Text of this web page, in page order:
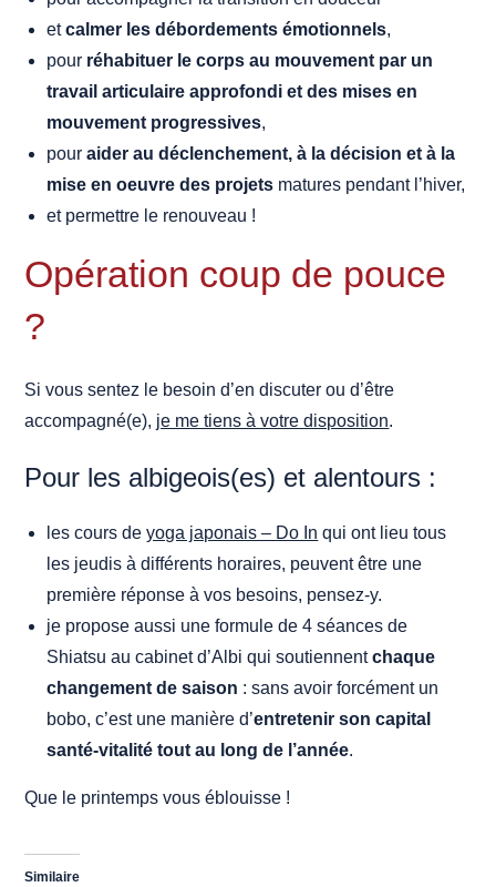
etcalmer les débordements émotionnels,
pour réhabituer le corps au mouvement par un
travail articulaire approfondi et des mises en
mouvement progressives,
pouraider au déclenchement, à la décision et à la
mise en oeuvre des projets matures pendant l’hiver,
et permettre le renouveau !
Opération coup de pouce
?
Si vous sentez le besoin d’en discuter ou d’être
accompagné(e), je me tiens à votre disposition.
Pour les albigeois(es) et alentours :
les cours deyoga japonais – Do In qui ont lieu tous
les jeudis à différents horaires, peuvent être une
première réponse à vos besoins, pensez-y.
je propose aussi une formule de 4 séances de
Shiatsu au cabinet d’Albi qui soutiennentchaque
changement de saison : sans avoir forcément un
bobo, c’est une manière d’entretenir son capital
santé-vitalité tout au long de l’année.
Que le printemps vous éblouisse !
Similaire